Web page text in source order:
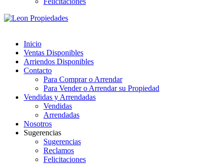
Inicio
Ventas Disponibles
Arriendos Disponibles
Contacto
Para Comprar o Arrendar
Para Vender o Arrendar su Propiedad
Vendidas y Arrendadas
Vendidas
Arrendadas
Nosotros
Sugerencias
Sugerencias
Reclamos
Felicitaciones